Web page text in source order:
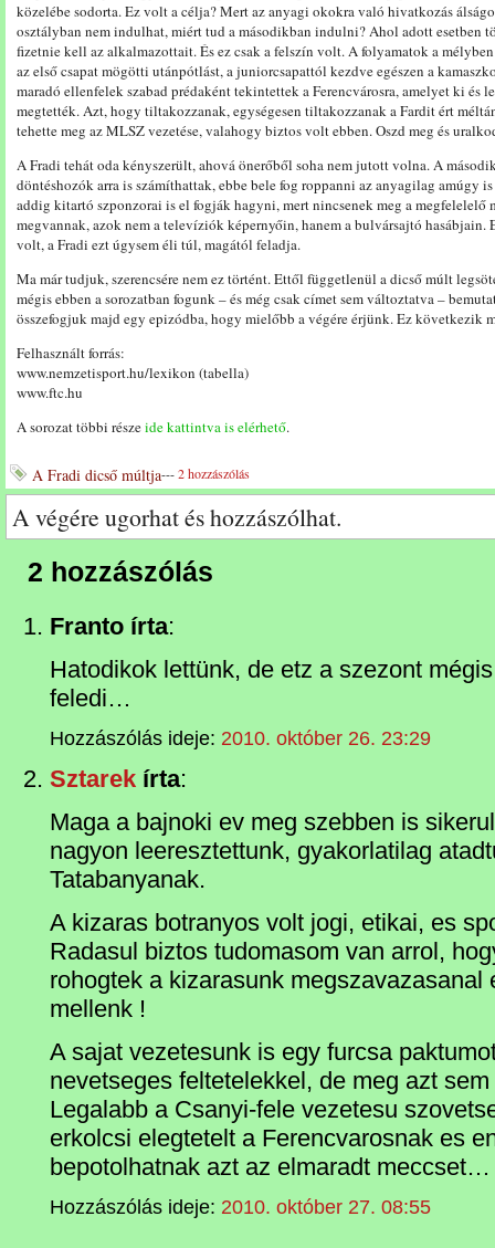
közelébe sodorta. Ez volt a célja? Mert az anyagi okokra való hivatkozás
osztályban nem indulhat, miért tud a másodikban indulni? Ahol adott esetben
fizetnie kell az alkalmazottait. És ez csak a felszín volt. A folyamatok a
az első csapat mögötti utánpótlást, a juniorcsapattól kezdve egészen a
maradó ellenfelek szabad prédaként tekintettek a Ferencvárosra, amelyet ki és
megtették. Azt, hogy tiltakozzanak, egységesen tiltakozzanak a Fardit ért
tehette meg az MLSZ vezetése, valahogy biztos volt ebben. Oszd meg és
A Fradi tehát oda kényszerült, ahová önerőből soha nem jutott volna. A
döntéshozók arra is számíthattak, ebbe bele fog roppanni az anyagilag amúgy
addig kitartó szponzorai is el fogják hagyni, mert nincsenek meg a megfelelelő
megvannak, azok nem a televíziók képernyőin, hanem a bulvársajtó hasábjain.
volt, a Fradi ezt úgysem éli túl, magától feladja.
Ma már tudjuk, szerencsére nem ez történt. Ettől függetlenül a dicső múlt
mégis ebben a sorozatban fogunk – és még csak címet sem változtatva –
összefogjuk majd egy epizódba, hogy mielőbb a végére érjünk. Ez következik
Felhasznált forrás:
www.nemzetisport.hu/lexikon (tabella)
www.ftc.hu
A sorozat többi részeide kattintva is elérhető.
A Fradi dicső múltja---2 hozzászólás
A végére ugorhat és hozzászólhat.
2 hozzászólás
Franto írta:
Hatodikok lettünk, de etz a szezont
feledi…
Hozzászólás ideje: 2010. október 26. 23:29
Sztarek írta:
Maga a bajnoki ev meg szebben is
nagyon leeresztettunk, gyakorlatilag
Tatabanyanak.
A kizaras botranyos volt jogi, etikai, es
Radasul biztos tudomasom van arrol,
rohogtek a kizarasunk megszavazasanal
mellenk !
A sajat vezetesunk is egy furcsa
nevetseges feltetelekkel, de meg azt
Legalabb a Csanyi-fele vezetesu
erkolcsi elegtetelt a Ferencvarosnak es
bepotolhatnak azt az elmaradt meccset…
Hozzászólás ideje: 2010. október 27. 08:55